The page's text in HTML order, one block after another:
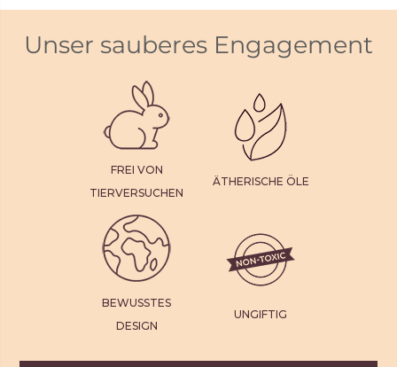
Unser sauberes Engagement
FREI VON
TIERVERSUCHEN
ÄTHERISCHE ÖLE
BEWUSSTES
DESIGN
UNGIFTIG